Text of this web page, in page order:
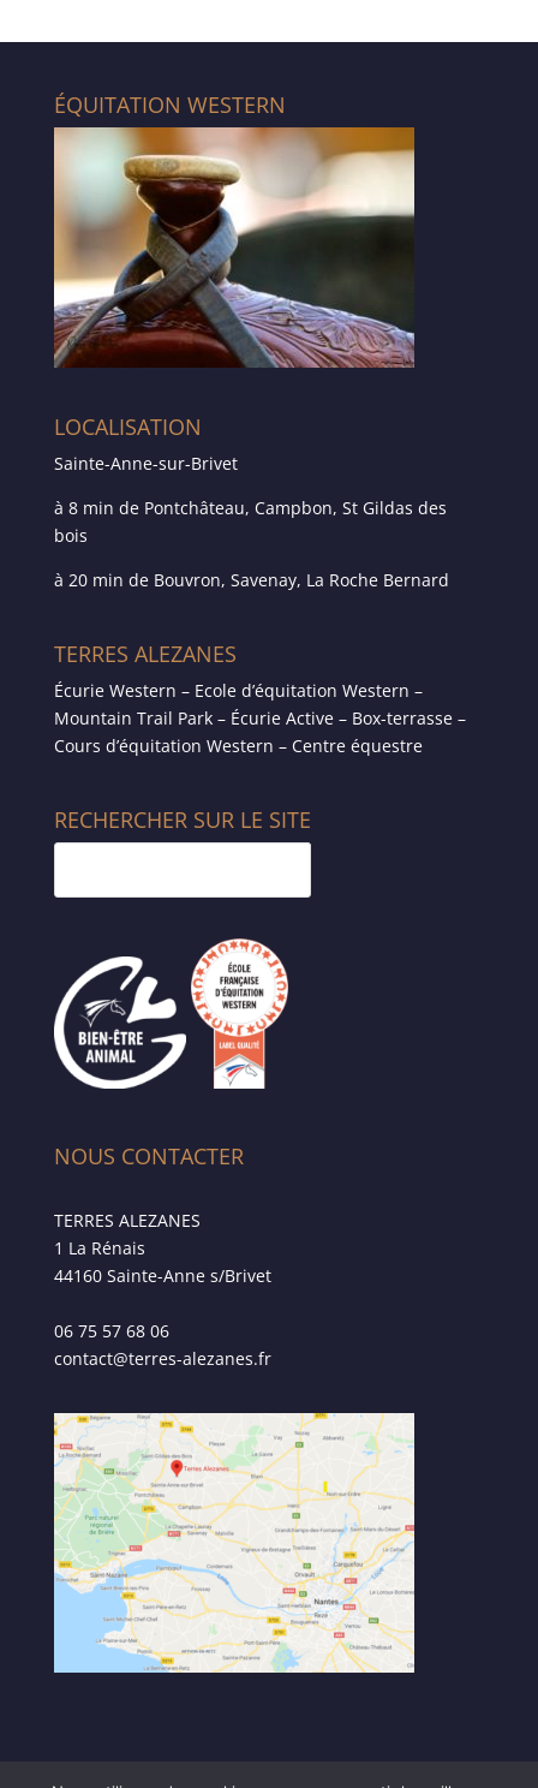
ÉQUITATION WESTERN
LOCALISATION
Sainte-Anne-sur-Brivet
à 8 min de Pontchâteau, Campbon, St Gildas des
bois
à 20 min de Bouvron, Savenay, La Roche Bernard
TERRES ALEZANES
Écurie Western – Ecole d’équitation Western –
Mountain Trail Park – Écurie Active – Box-terrasse –
Cours d’équitation Western – Centre équestre
RECHERCHER SUR LE SITE
NOUS CONTACTER
TERRES ALEZANES
1 La Rénais
44160 Sainte-Anne s/Brivet
06 75 57 68 06
contact@terres-alezanes.fr